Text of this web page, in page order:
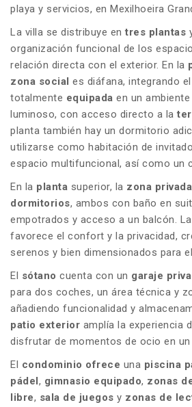
playa y servicios, en Mexilhoeira
La villa se distribuye en tres plantas
organización funcional de los
relación directa con el exterior. En la
zona social es diáfana, integrando
totalmente equipada en un
luminoso, con acceso directo a la
planta también hay un dormitorio
utilizarse como habitación de
espacio multifuncional, así como un
En la planta superior, la zona privada
dormitorios, ambos con baño en
empotrados y acceso a un balcón.
favorece el confort y la privacidad,
serenos y bien dimensionados para
El sótano cuenta con un garaje
para dos coches, un área técnica y
añadiendo funcionalidad y
patio exterior amplía la experiencia
disfrutar de momentos de ocio en
El condominio ofrece una piscina
pádel , gimnasio equipado, zonas
libre, sala de juegos y zonas de